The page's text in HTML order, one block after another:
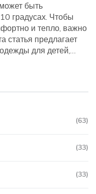
быть
градусах. Чтобы
и тепло, важно
статья предлагает
для детей,
(63)
(33)
(33)